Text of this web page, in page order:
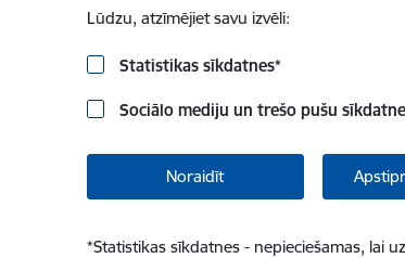
Lūdzu, atzīmējiet savu izvēli:
Statistikas sīkdatnes*
Sociālo mediju un trešo pušu
Noraidīt
*Statistikas sīkdatnes - nepieciešamas, lai